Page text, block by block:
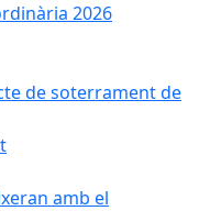
2026
de soterrament de
amb el